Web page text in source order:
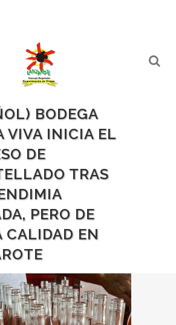
BODEGA
VIVA INICIA EL
DE
TRAS
PERO DE
CALIDAD EN